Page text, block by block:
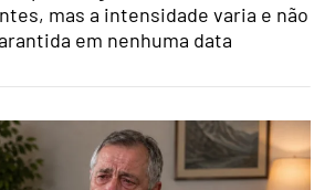
mas a intensidade varia e não
em nenhuma data